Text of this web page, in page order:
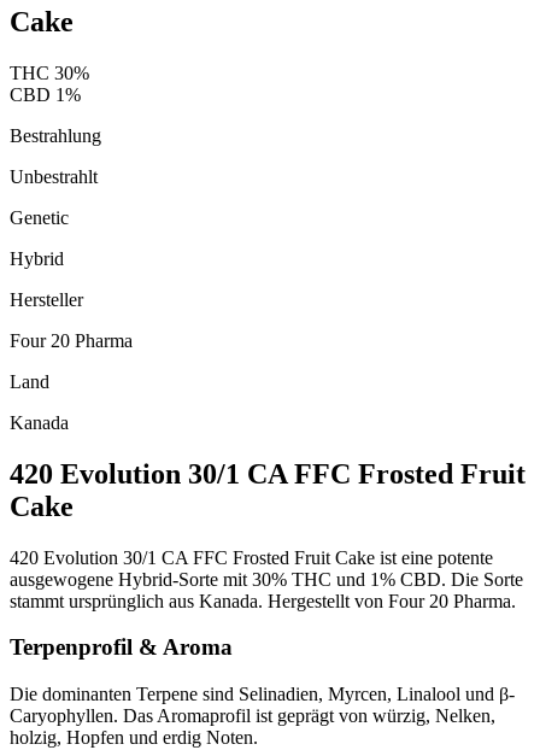
Cake
THC 30%
CBD 1%
Bestrahlung
Unbestrahlt
Genetic
Hybrid
Hersteller
Four 20 Pharma
Land
Kanada
420 Evolution 30/1 CA FFC Frosted Fruit
Cake
420 Evolution 30/1 CA FFC Frosted Fruit Cake ist eine potente
ausgewogene Hybrid-Sorte mit 30% THC und 1% CBD. Die Sorte
stammt ursprünglich aus Kanada. Hergestellt von Four 20 Pharma.
Terpenprofil & Aroma
Die dominanten Terpene sind Selinadien, Myrcen, Linalool und β-
Caryophyllen. Das Aromaprofil ist geprägt von würzig, Nelken,
holzig, Hopfen und erdig Noten.